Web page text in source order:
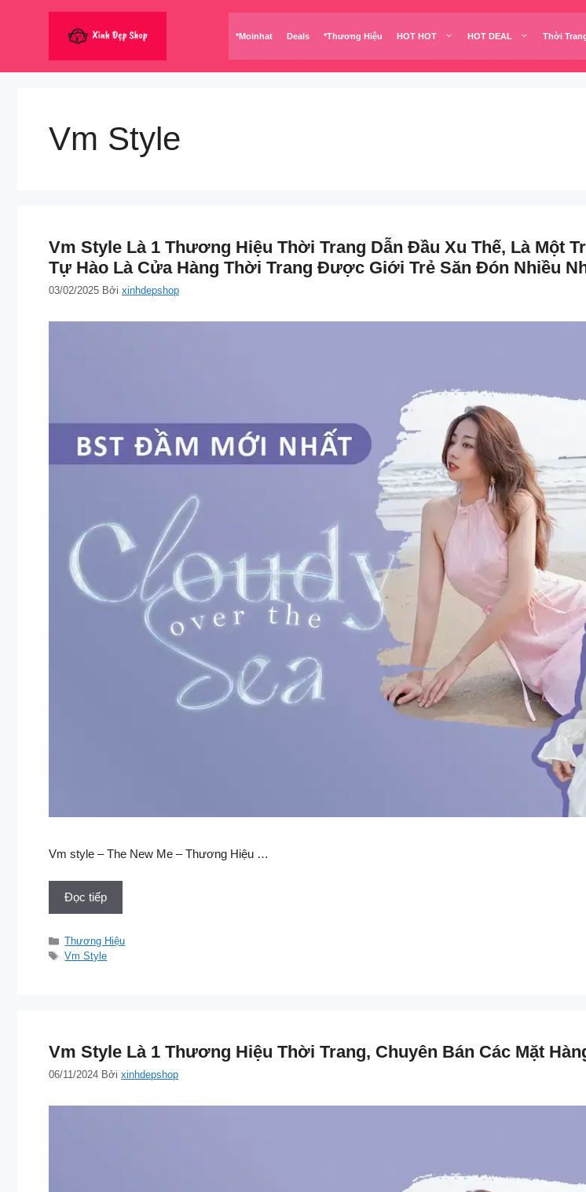
*Moinhat Deals *Thương Hiệu HOT HOT HOT DEAL Thời
Vm Style
Vm Style Là 1 Thương Hiệu Thời Trang Dẫn Đầu Xu Thế, Là Một
Tự Hào Là Cửa Hàng Thời Trang Được Giới Trẻ Săn Đón Nhiều
03/02/2025 Bởi xinhdepshop
Vm style – The New Me – Thương Hiệu …
Đọc tiếp
Danh
mục
Thương Hiệu
Thẻ
Vm Style
Vm Style Là 1 Thương Hiệu Thời Trang, Chuyên Bán Các Mặt
06/11/2024 Bởi xinhdepshop